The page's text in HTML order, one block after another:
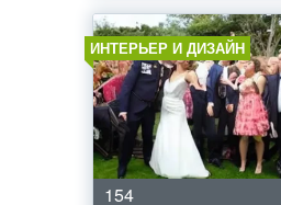
ИНТЕРЬЕР И ДИЗАЙН
154